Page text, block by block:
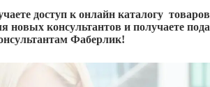
доступ к онлайн каталогу
новых консультантов и получаете
Фаберлик!